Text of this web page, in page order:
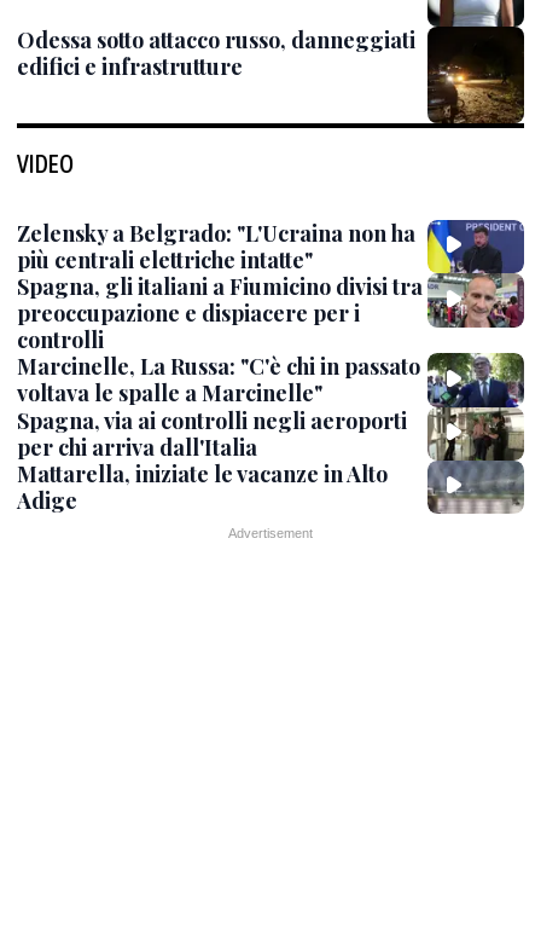
Odessa sotto attacco russo, danneggiati
edifici e infrastrutture
VIDEO
Zelensky a Belgrado: "L'Ucraina non ha
più centrali elettriche intatte"
Spagna, gli italiani a Fiumicino divisi tra
preoccupazione e dispiacere per i
controlli
Marcinelle, La Russa: "C'è chi in passato
voltava le spalle a Marcinelle"
Spagna, via ai controlli negli aeroporti
per chi arriva dall'Italia
Mattarella, iniziate le vacanze in Alto
Adige